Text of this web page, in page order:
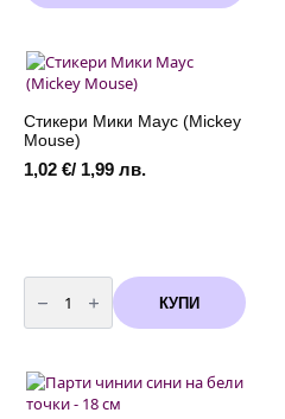
Стикери Мики Маус (Mickey
Mouse)
1,02 €/ 1,99 лв.
количество
за
Стикери
Мики
Mouse)
КУПИ